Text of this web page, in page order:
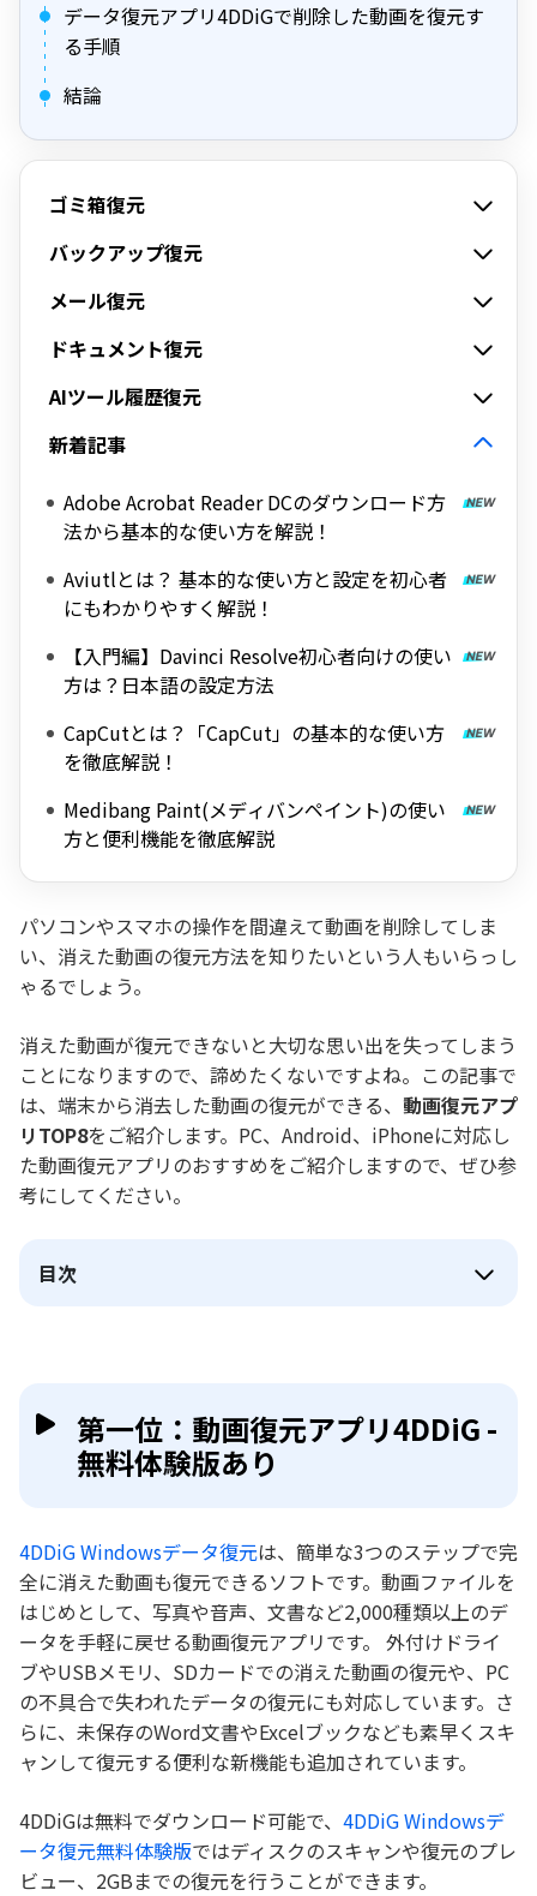
データ復元アプリ4DDiGで削除した動画を復元す
る手順
結論
ゴミ箱復元
バックアップ復元
メール復元
ドキュメント復元
AIツール履歴復元
新着記事
Adobe Acrobat Reader DCのダウンロード方
法から基本的な使い方を解説！
Aviutlとは？ 基本的な使い方と設定を初心者
にもわかりやすく解説！
【入門編】Davinci Resolve初心者向けの使い
方は？日本語の設定方法
CapCutとは？「CapCut」の基本的な使い方
を徹底解説！
Medibang Paint(メディバンペイント)の使い
方と便利機能を徹底解説
パソコンやスマホの操作を間違えて動画を削除してしま
い、消えた動画の復元方法を知りたいという人もいらっし
ゃるでしょう。
消えた動画が復元できないと大切な思い出を失ってしまう
ことになりますので、諦めたくないですよね。この記事で
は、端末から消去した動画の復元ができる、 動画復元アプ
リTOP8をご紹介します。PC、Android、iPhoneに対応し
た動画復元アプリのおすすめをご紹介しますので、ぜひ参
考にしてください。
目次
第一位：動画復元アプリ4DDiG -
無料体験版あり
4DDiG Windowsデータ復元は、簡単な3つのステップで完
全に消えた動画も復元できるソフトです。動画ファイルを
はじめとして、写真や音声、文書など2,000種類以上のデ
ータを手軽に戻せる動画復元アプリです。 外付けドライ
ブやUSBメモリ、SDカードでの消えた動画の復元や、PC
の不具合で失われたデータの復元にも対応しています。さ
らに、未保存のWord文書やExcelブックなども素早くスキ
ャンして復元する便利な新機能も追加されています。
4DDiGは無料でダウンロード可能で、 4DDiG Windowsデ
ータ復元無料体験版ではディスクのスキャンや復元のプレ
ビュー、2GBまでの復元を行うことができます。